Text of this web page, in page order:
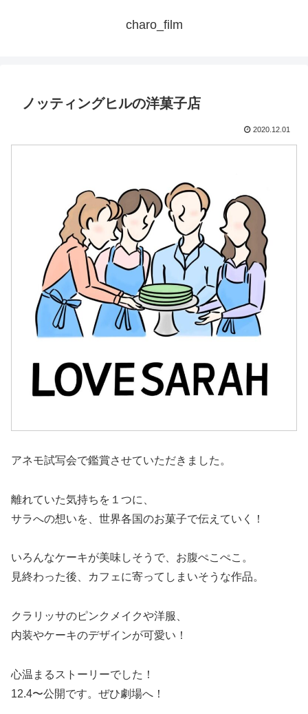
charo_film
ノッティングヒルの洋菓子店
2020.12.01
アネモ試写会で鑑賞させていただきました。
離れていた気持ちを１つに、
サラへの想いを、世界各国のお菓子で伝えていく！
いろんなケーキが美味しそうで、お腹ぺこぺこ。
見終わった後、カフェに寄ってしまいそうな作品。
クラリッサのピンクメイクや洋服、
内装やケーキのデザインが可愛い！
心温まるストーリーでした！
12.4〜公開です。ぜひ劇場へ！